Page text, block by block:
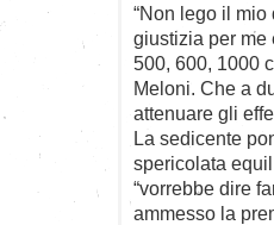
“Non lego il
giustizia per me
500, 600, 1000
Meloni. Che a
attenuare gli
La sedicente
spericolata
“vorrebbe dire
ammesso la